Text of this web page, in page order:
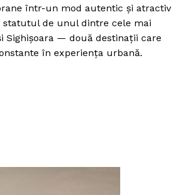
într-un mod autentic și atractiv
de unul dintre cele mai
Sighișoara — două destinații care
în experiența urbană.